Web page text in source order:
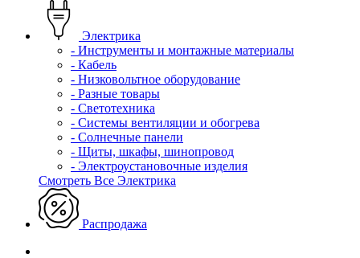
Электрика
- Инструменты и монтажные материалы
- Кабель
- Низковольтное оборудование
- Разные товары
- Светотехника
- Системы вентиляции и обогрева
- Солнечные панели
- Щиты, шкафы, шинопровод
- Электроустановочные изделия
Смотреть Все Электрика
Распродажа